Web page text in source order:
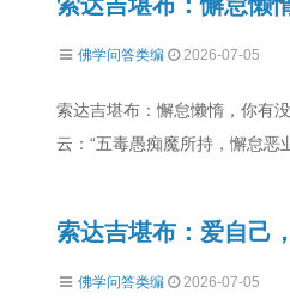
佛学问答类编 2026-07-05
索达吉堪布：懈怠懒惰，你有
云：“五毒愚痴魔所持，懈怠恶
索达吉堪布：爱自己
佛学问答类编 2026-07-05